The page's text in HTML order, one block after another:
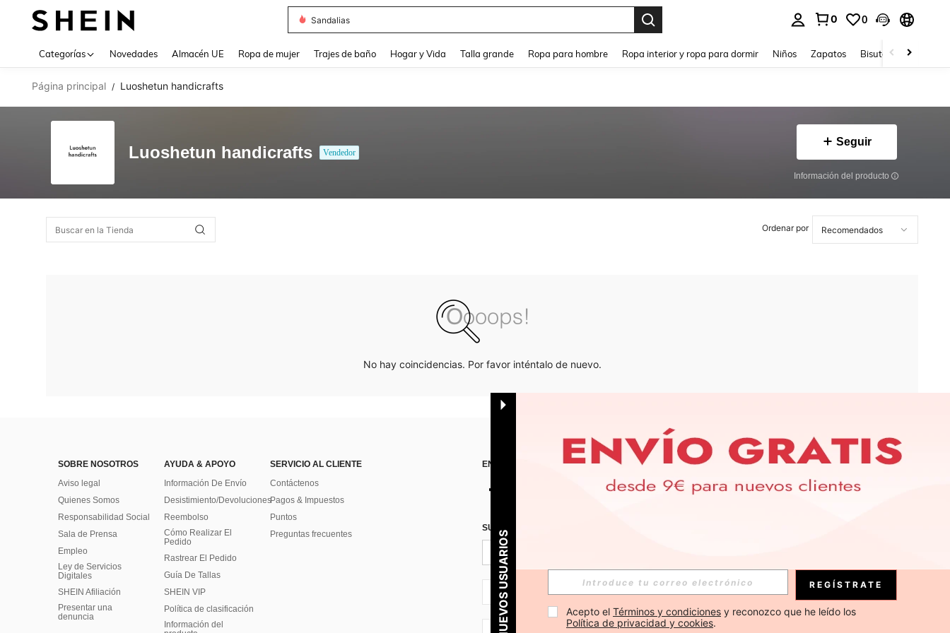
Sandalias
0 0
Categorías Novedades Almacén UE Ropa de mujer Trajes de baño Hogar y Vida Talla grande Ropa para hombre Ropa interior y ropa para dormir Niños Zapatos Bisutería Y
Página principal / Luoshetun handicrafts
Luoshetun handicrafts Vendedor
Seguir
Información del producto
Ordenar por
No hay coincidencias. Por favor inténtalo de nuevo.
SOBRE NOSOTROS
Aviso legal
Quienes Somos
Responsabilidad Social
Sala de Prensa
Empleo
Ley de Servicios
Digitales
SHEIN Afiliación
Presentar una
denuncia
AYUDA & APOYO
Información De Envío
Desistimiento/Devoluciones
Reembolso
Cómo Realizar El
Pedido
Rastrear El Pedido
Guía De Tallas
SHEIN VIP
Política de clasificación
​Información del
SERVICIO AL CLIENTE
Contáctenos
Pagos & Impuestos
Puntos
Preguntas frecuentes
ENCUÉNTRANOS EN APP
SUSCRÍBETE PARA RECIBIR OFERTAS EXCLUSIVAS, PROMOCIONES Y NOTICIAS DE SHEIN
ES + 34
PARA NUEVOS USUARIOS REGÍSTRATE
Acepto el Términos y condiciones y reconozco que he leído los
Política de privacidad y cookies.